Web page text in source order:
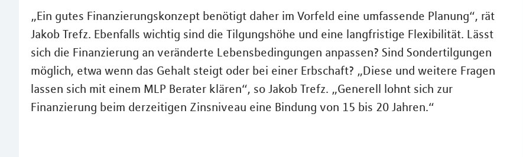
„Ein gutes Finanzierungskonzept benötigt daher im Vorfeld eine umfassende Planung“, rät
Jakob Trefz. Ebenfalls wichtig sind die Tilgungshöhe und eine langfristige Flexibilität. Lässt
sich die Finanzierung an veränderte Lebensbedingungen anpassen? Sind Sondertilgungen
möglich, etwa wenn das Gehalt steigt oder bei einer Erbschaft? „Diese und weitere Fragen
lassen sich mit einem MLP Berater klären“, so Jakob Trefz. „Generell lohnt sich zur
Finanzierung beim derzeitigen Zinsniveau eine Bindung von 15 bis 20 Jahren.“